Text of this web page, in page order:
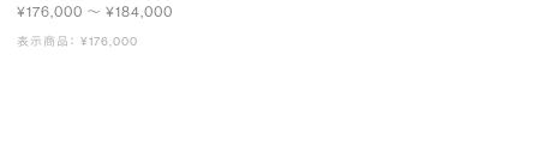
¥176,000 〜 ¥184,000
表示商品： ¥176,000